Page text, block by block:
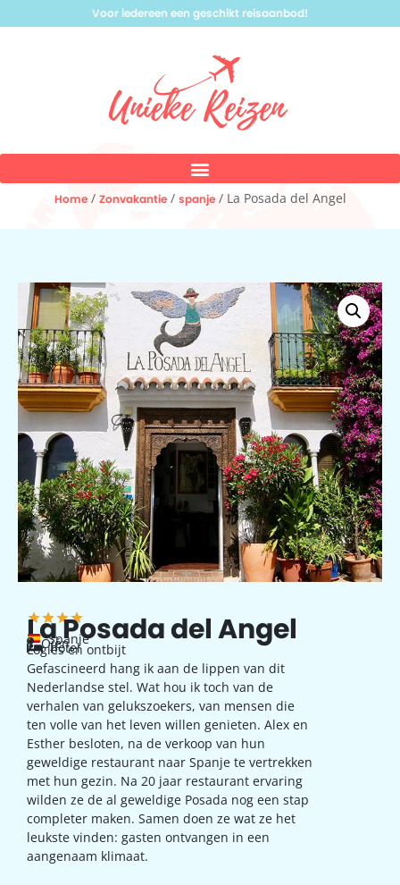
Voor iedereen een geschikt reisaanbod!
Home/ Zonvakantie/ spanje/ La Posada del Angel
La Posada del Angel
Spanje
Ojén
hotel
Logies en ontbijt
Gefascineerd hang ik aan de lippen van dit
Nederlandse stel. Wat hou ik toch van de
verhalen van gelukszoekers, van mensen die
ten volle van het leven willen genieten. Alex en
Esther besloten, na de verkoop van hun
geweldige restaurant naar Spanje te vertrekken
met hun gezin. Na 20 jaar restaurant ervaring
wilden ze de al geweldige Posada nog een stap
completer maken. Samen doen ze wat ze het
leukste vinden: gasten ontvangen in een
aangenaam klimaat.